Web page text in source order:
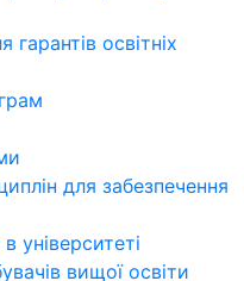
гарантів освітніх
для забезпечення
університеті
вищої освіти